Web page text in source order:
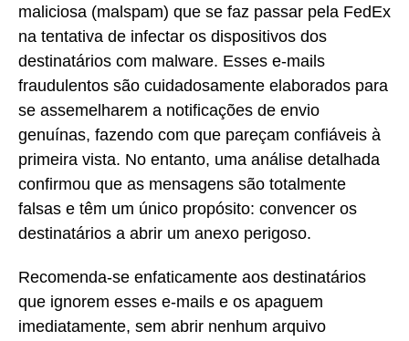
maliciosa (malspam) que se faz passar pela FedEx
na tentativa de infectar os dispositivos dos
destinatários com malware. Esses e-mails
fraudulentos são cuidadosamente elaborados para
se assemelharem a notificações de envio
genuínas, fazendo com que pareçam confiáveis à
primeira vista. No entanto, uma análise detalhada
confirmou que as mensagens são totalmente
falsas e têm um único propósito: convencer os
destinatários a abrir um anexo perigoso.
Recomenda-se enfaticamente aos destinatários
que ignorem esses e-mails e os apaguem
imediatamente, sem abrir nenhum arquivo